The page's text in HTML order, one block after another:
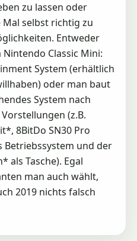
zu lassen oder
selbst richtig zu
Entweder
Classic Mini:
System (erhältlich
oder man baut
System nach
(z.B.
8BitDo SN30 Pro
Betriebssystem und der
als Tasche). Egal
man auch wählt,
2019 nichts falsch